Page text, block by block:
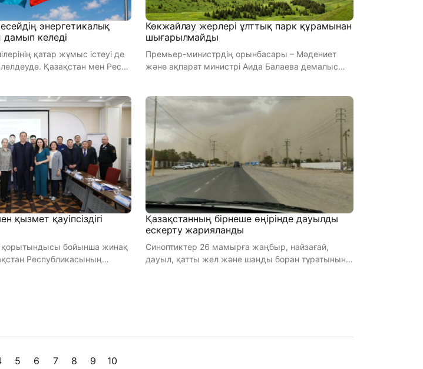
энергетикалық
дамып келеді
қатар жұмыс істеуі де
мен Ресей
Көкжайлау жерлері ұлттық парк құрамынан
шығарылмайды
Премьер-министрдің орынбасары – Мәдениет
және ақпарат министрі Аида Балаева демалыс
қызмет қауіпсіздігі
қорытындысы бойынша жинақ
Қазақстанның бірнеше өңірінде дауылды
ескерту жарияланды
Синоптиктер 26 мамырға жаңбыр, найзағай,
дауыл, қатты жел және шаңды боран тұратынын
5 6 7 8 9 10